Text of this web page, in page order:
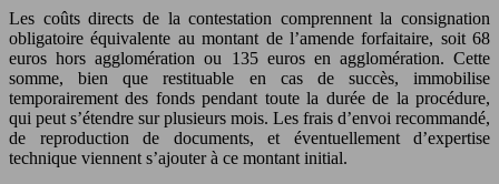
Les coûts directs de la contestation comprennent la consignation
obligatoire équivalente au montant de l’amende forfaitaire, soit 68
euros hors agglomération ou 135 euros en agglomération. Cette
somme, bien que restituable en cas de succès, immobilise
temporairement des fonds pendant toute la durée de la procédure,
qui peut s’étendre sur plusieurs mois. Les frais d’envoi recommandé,
de reproduction de documents, et éventuellement d’expertise
technique viennent s’ajouter à ce montant initial.